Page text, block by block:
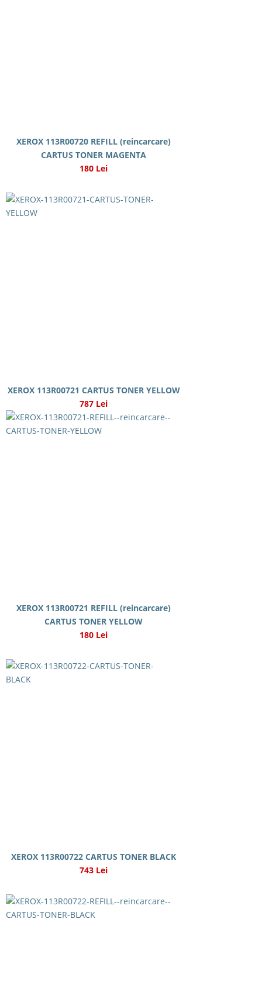
XEROX 113R00720 REFILL (reincarcare)
CARTUS TONER MAGENTA
180 Lei
XEROX 113R00721 CARTUS TONER YELLOW
787 Lei
XEROX 113R00721 REFILL (reincarcare)
CARTUS TONER YELLOW
180 Lei
XEROX 113R00722 CARTUS TONER BLACK
743 Lei